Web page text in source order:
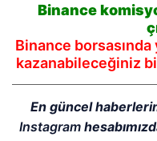
Binance
Binance
kazanabileceğiniz
En güncel
Instagram